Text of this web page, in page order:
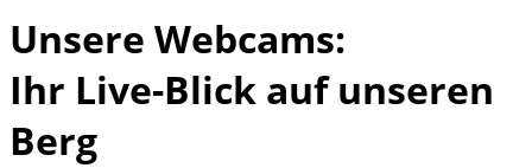
Unsere Webcams:
Ihr Live-Blick auf unseren
Berg